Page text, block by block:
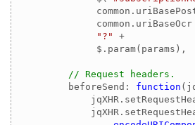
common.uriBaseOcr
"?"
+
             $.param(params),
// Request headers.
        beforeSend:
function (